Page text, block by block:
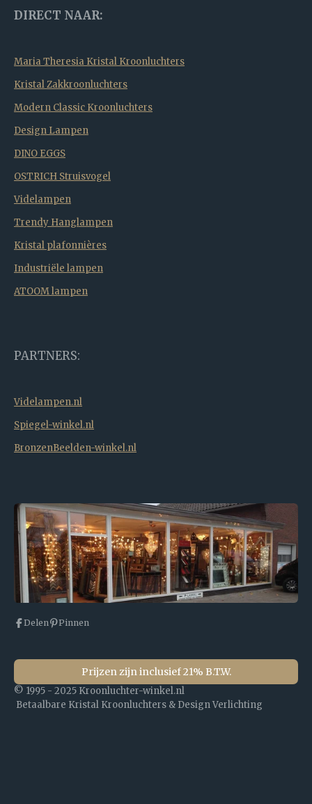
DIRECT NAAR:
Maria Theresia Kristal Kroonluchters
Kristal Zakkroonluchters
Modern Classic Kroonluchters
Design Lampen
DINO EGGS
OSTRICH Struisvogel
Videlampen
Trendy Hanglampen
Kristal plafonnières
Industriële lampen
ATOOM lampen
PARTNERS:
Videlampen.nl
Spiegel-winkel.nl
BronzenBeelden-winkel.nl
Delen Pinnen
Prijzen zijn inclusief 21% B.T.W.
© 1995 - 2025 Kroonluchter-winkel.nl
Betaalbare Kristal Kroonluchters & Design Verlichting